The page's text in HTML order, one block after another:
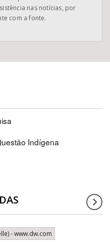
nas notícias, por
com a fonte.
Indígena
- www.dw.com